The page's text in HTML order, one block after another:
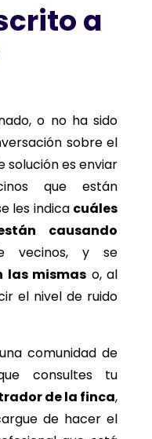
a
o no ha sido
sobre el
solución es enviar
que están
les indica cuáles
causando
vecinos, y se
las mismas o, al
el nivel de ruido
comunidad de
consultes tu
de la finca,
de hacer el